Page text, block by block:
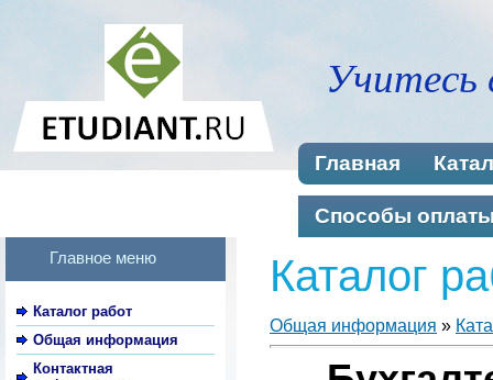
Учитесь
Главная
Способы
Главное меню
Каталог работ
Общая информация
Контактная
Каталог
Общая информация »